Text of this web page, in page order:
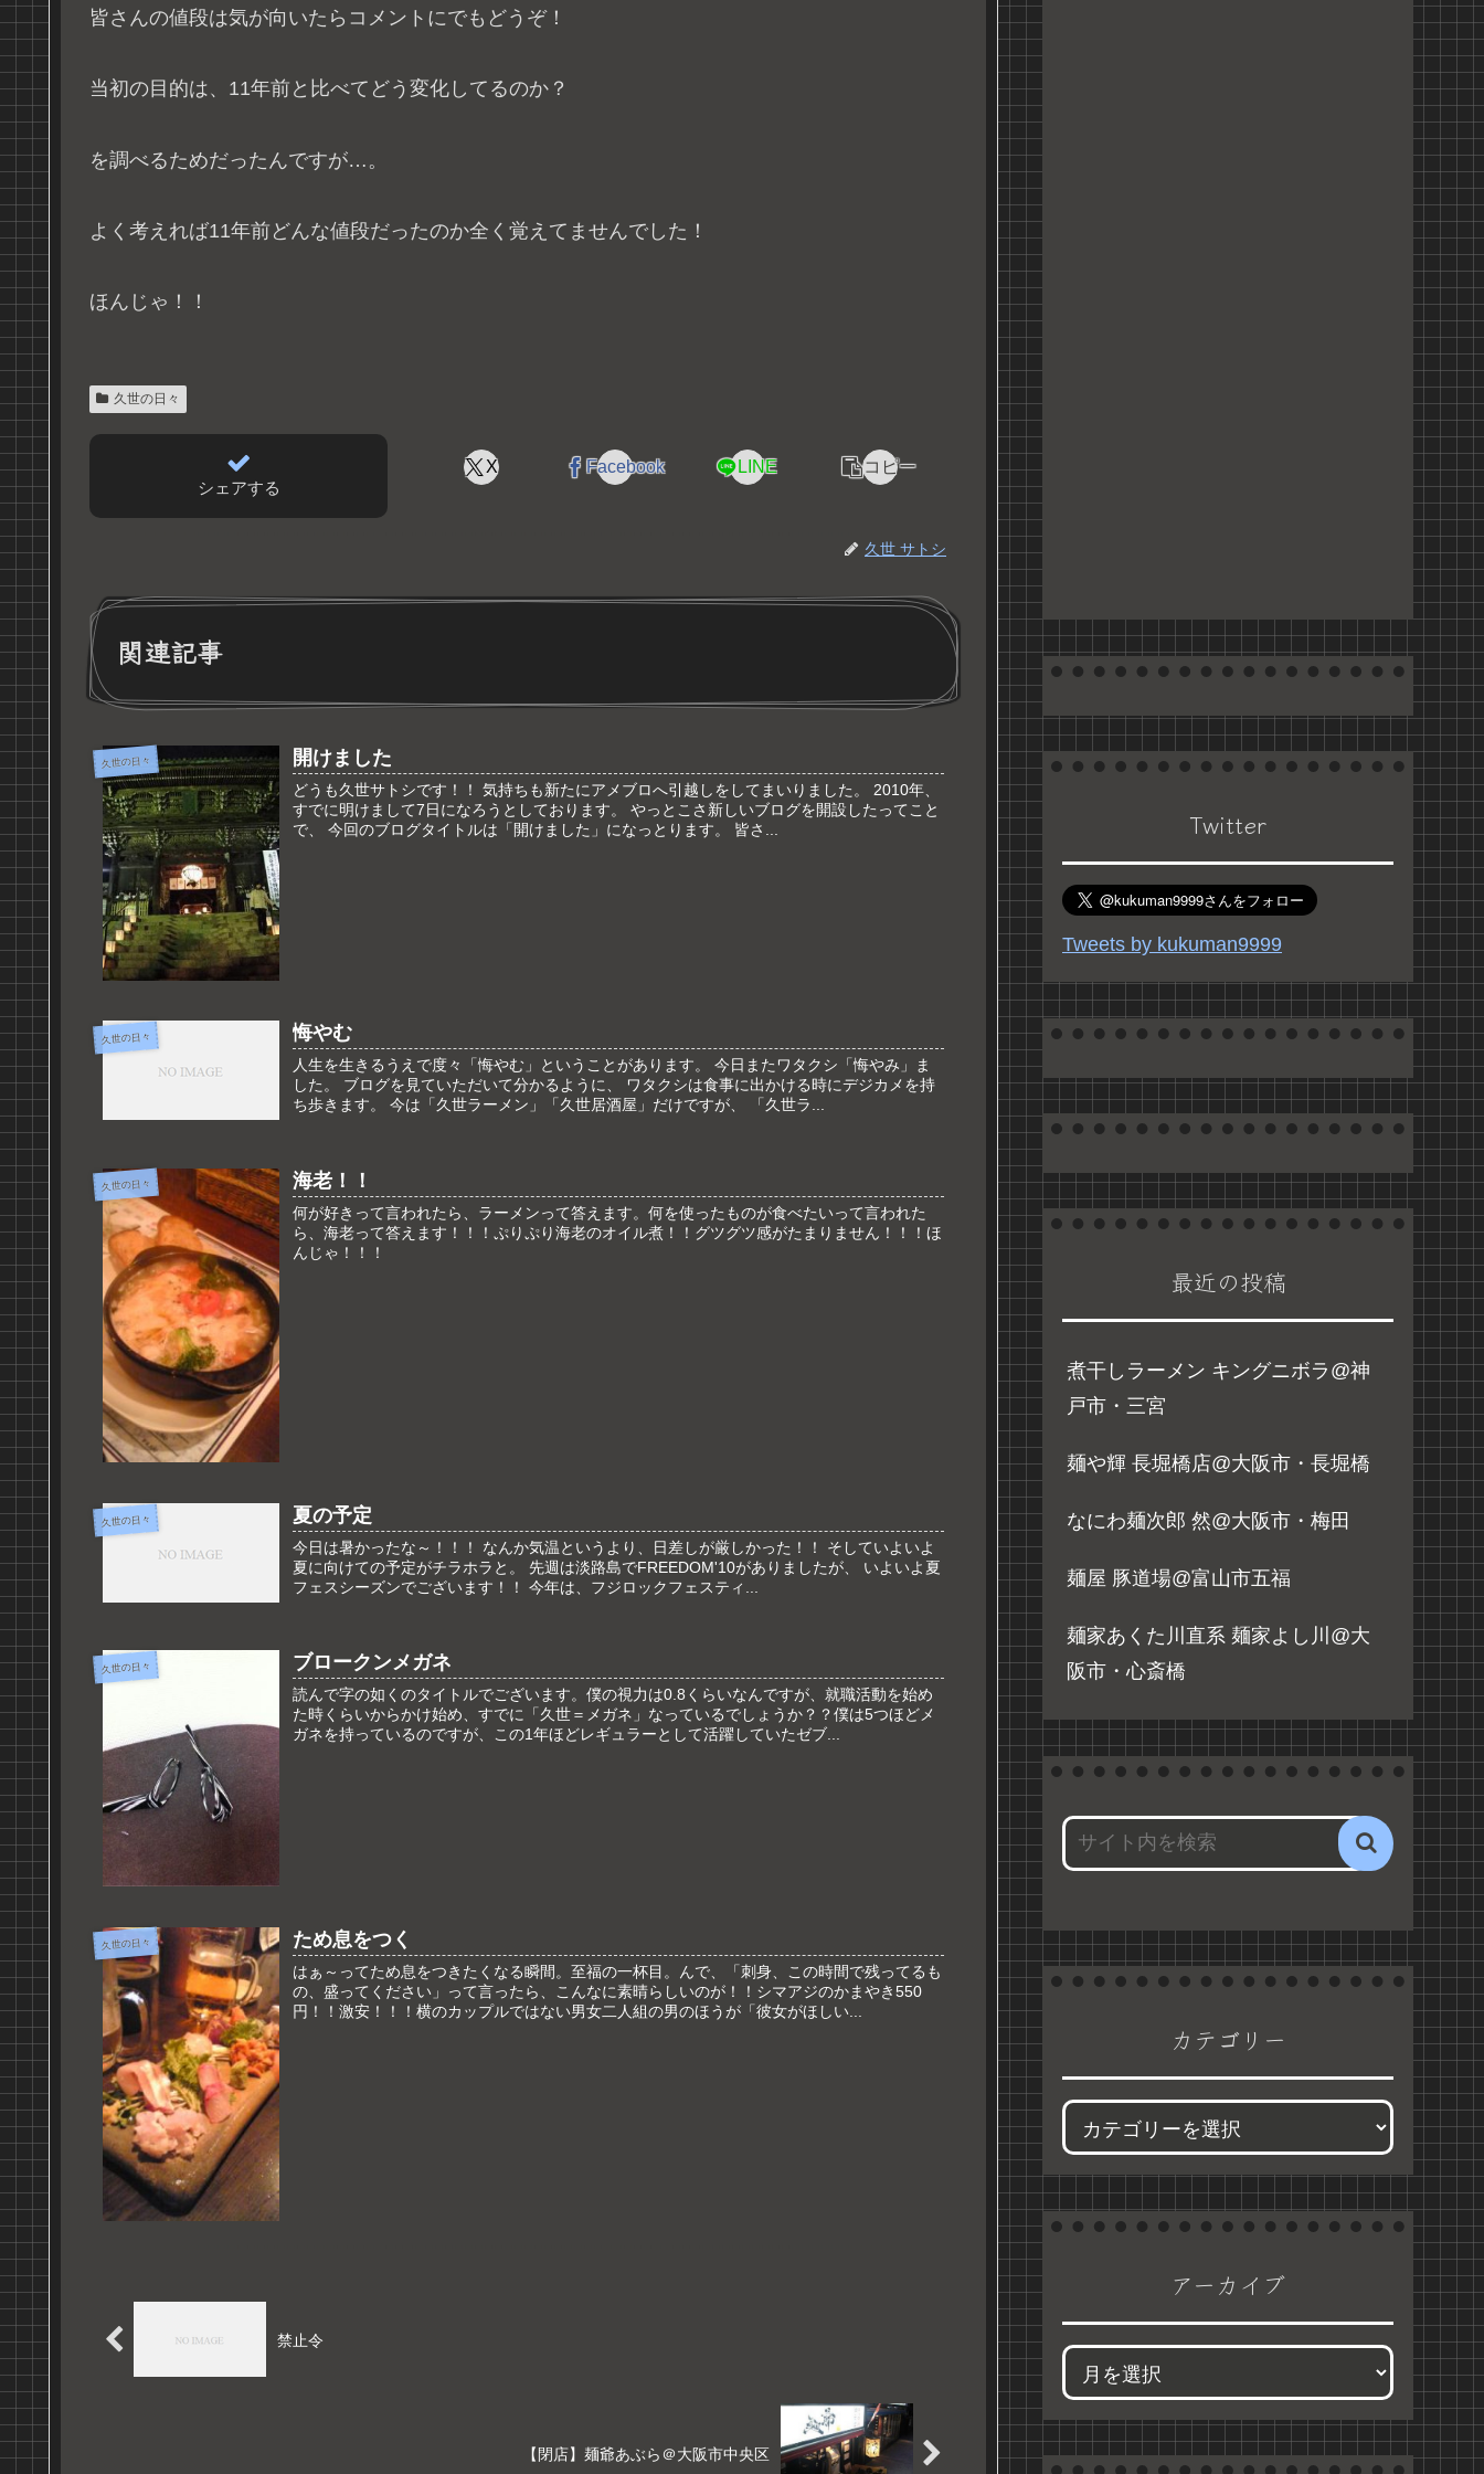
皆さんの値段は気が向いたらコメントにでもどうぞ！
当初の目的は、11年前と比べてどう変化してるのか？
を調べるためだったんですが…。
よく考えれば11年前どんな値段だったのか全く覚えてませんでした！
ほんじゃ！！
久世の日々
シェアする
X Facebook LINE コピー
久世 サトシ
関連記事
久世の日々 開けました
どうも久世サトシです！！ 気持ちも新たにアメブロへ引越しをしてまいりました。 2010年、
すでに明けまして7日になろうとしております。 やっとこさ新しいブログを開設したってこと
で、 今回のブログタイトルは「開けました」になっとります。 皆さ...
久世の日々 悔やむ
人生を生きるうえで度々「悔やむ」ということがあります。 今日またワタクシ「悔やみ」ま
した。 ブログを見ていただいて分かるように、 ワタクシは食事に出かける時にデジカメを持
ち歩きます。 今は「久世ラーメン」「久世居酒屋」だけですが、 「久世ラ...
久世の日々 海老！！
何が好きって言われたら、ラーメンって答えます。何を使ったものが食べたいって言われた
ら、海老って答えます！！！ぷりぷり海老のオイル煮！！グツグツ感がたまりません！！！ほ
んじゃ！！！
久世の日々 夏の予定
今日は暑かったな～！！！ なんか気温というより、日差しが厳しかった！！ そしていよいよ
夏に向けての予定がチラホラと。 先週は淡路島でFREEDOM'10がありましたが、 いよいよ夏
フェスシーズンでございます！！ 今年は、フジロックフェスティ...
久世の日々 ブロークンメガネ
読んで字の如くのタイトルでございます。僕の視力は0.8くらいなんですが、就職活動を始め
た時くらいからかけ始め、すでに「久世＝メガネ」なっているでしょうか？？僕は5つほどメ
ガネを持っているのですが、この1年ほどレギュラーとして活躍していたゼブ...
久世の日々 ため息をつく
はぁ～ってため息をつきたくなる瞬間。至福の一杯目。んで、「刺身、この時間で残ってるも
の、盛ってください」って言ったら、こんなに素晴らしいのが！！シマアジのかまやき550
円！！激安！！！横のカップルではない男女二人組の男のほうが「彼女がほしい...
禁止令
【閉店】麺爺あぶら＠大阪市中央区
Twitter
Tweets by kukuman9999
最近の投稿
煮干しラーメン キングニボラ@神
戸市・三宮
麺や輝 長堀橋店@大阪市・長堀橋
なにわ麺次郎 然@大阪市・梅田
麺屋 豚道場@富山市五福
麺家あくた川直系 麺家よし川@大
阪市・心斎橋
カテゴリー
アーカイブ